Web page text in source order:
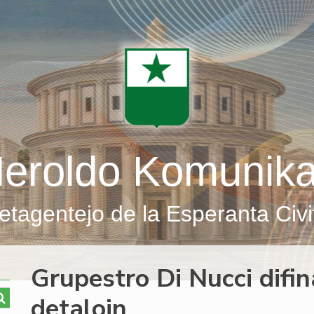
de la Esperanta
Grupestro Di Nucci